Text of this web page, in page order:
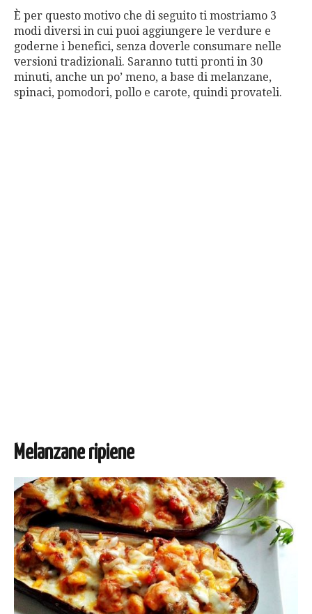
È per questo motivo che di seguito ti mostriamo 3
modi diversi in cui puoi aggiungere le verdure e
goderne i benefici, senza doverle consumare nelle
versioni tradizionali. Saranno tutti pronti in 30
minuti, anche un po’ meno, a base di melanzane,
spinaci, pomodori, pollo e carote, quindi provateli.
Melanzane ripiene